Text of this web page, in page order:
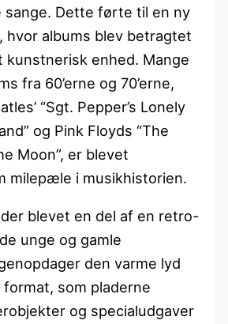
sange. Dette førte til en ny
hvor albums blev betragtet
kunstnerisk enhed. Mange
fra 60’erne og 70’erne,
“Sgt. Pepper’s Lonely
og Pink Floyds “The
Moon”, er blevet
milepæle i musikhistorien.
blevet en del af en retro-
unge og gamle
den varme lyd
som pladerne
og specialudgaver